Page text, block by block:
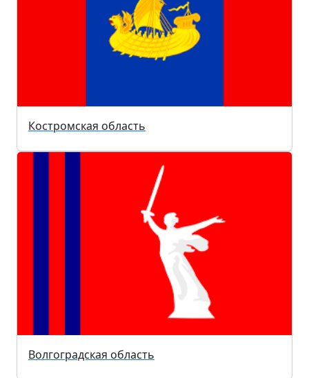
Костромская область
Волгоградская область